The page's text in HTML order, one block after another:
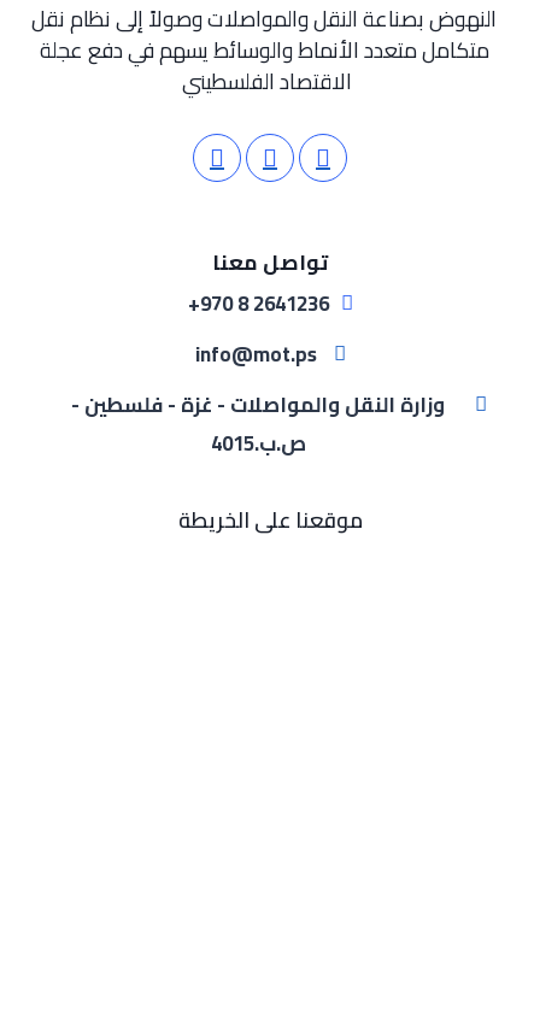
النهوض بصناعة النقل والمواصلات وصولاً إلى نظام نقل
متكامل متعدد الأنماط والوسائط يسهم في دفع عجلة
الاقتصاد الفلسطيني
تواصل معنا
2641236 8 970+
info@mot.ps
وزارة النقل والمواصلات - غزة - فلسطين -
ص.ب.4015
موقعنا على الخريطة